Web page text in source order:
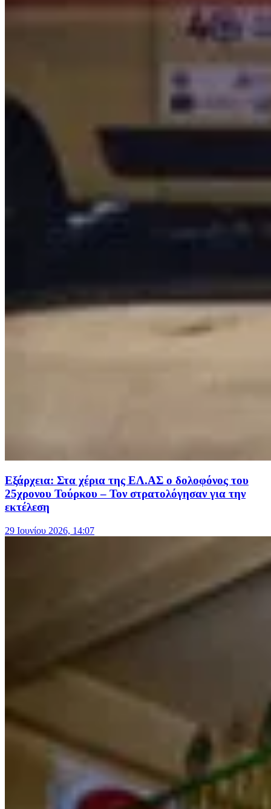
Εξάρχεια: Στα χέρια της ΕΛ.ΑΣ ο δολοφόνος του
25χρονου Τούρκου – Τον στρατολόγησαν για την
εκτέλεση
29 Ιουνίου 2026, 14:07